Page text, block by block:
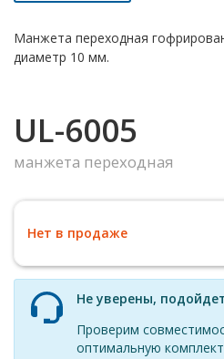
Манжета переходная
диаметр 10 мм.
UL-6005
манжета переходная
Нет в продаже
Не уверены,
Проверим
оптимальную